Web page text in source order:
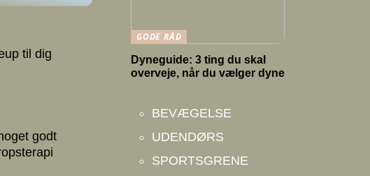
til dig
godt
GODE RÅD
Dyneguide: 3 ting du skal
overveje, når du vælger dyne
BEVÆGELSE
UDENDØRS
SPORTSGRENE